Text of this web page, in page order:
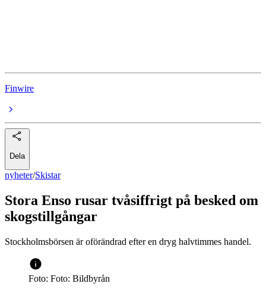
Finwire
Dela
nyheter/Skistar
Stora Enso rusar tvåsiffrigt på besked om
skogstillgångar
Stockholmsbörsen är oförändrad efter en dryg halvtimmes handel.
Foto: Foto: Bildbyrån